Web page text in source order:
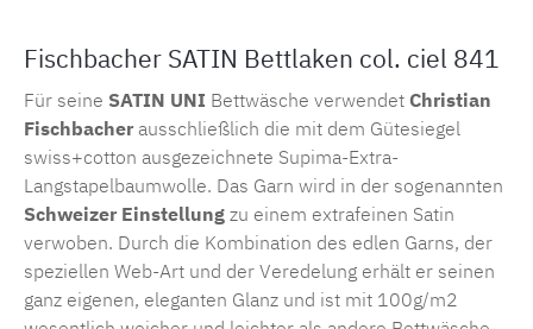
Fischbacher SATIN Bettlaken col. ciel 841
Für seine SATIN UNI Bettwäsche verwendet Christian
Fischbacher ausschließlich die mit dem Gütesiegel
swiss+cotton ausgezeichnete Supima-Extra-
Langstapelbaumwolle. Das Garn wird in der sogenannten
Schweizer Einstellung zu einem extrafeinen Satin
verwoben. Durch die Kombination des edlen Garns, der
speziellen Web-Art und der Veredelung erhält er seinen
ganz eigenen, eleganten Glanz und ist mit 100g/m2